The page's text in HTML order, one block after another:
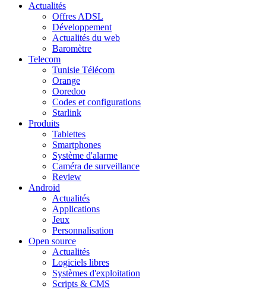
Actualités
Offres ADSL
Développement
Actualités du web
Baromètre
Telecom
Tunisie Télécom
Orange
Ooredoo
Codes et configurations
Starlink
Produits
Tablettes
Smartphones
Système d'alarme
Caméra de surveillance
Review
Android
Actualités
Applications
Jeux
Personnalisation
Open source
Actualités
Logiciels libres
Systèmes d'exploitation
Scripts & CMS